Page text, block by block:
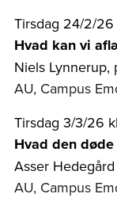
Tirsdag 24/2/26
Hvad kan vi
Niels Lynnerup,
AU, Campus
Tirsdag 3/3/26
Hvad den
Asser
AU, Campus